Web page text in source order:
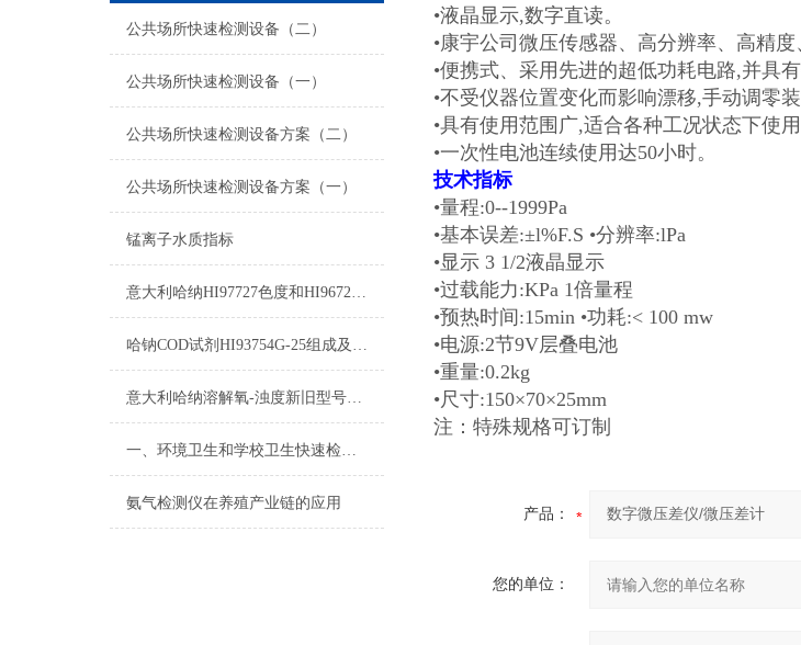
公共场所快速检测设备（二）
公共场所快速检测设备（一）
公共场所快速检测设备方案（二）
公共场所快速检测设备方案（一）
锰离子水质指标
意大利哈纳HI97727色度和HI96727色度的区别
哈钠COD试剂HI93754G-25组成及测量范围
意大利哈纳溶解氧-浊度新旧型号对照表2015
一、环境卫生和学校卫生快速检测设备方案
氨气检测仪在养殖产业链的应用
•液晶显示,数字直读。
•康宇公司微压传感器、高分辨率、高精度
•便携式、采用先进的超低功耗电路,并具
•不受仪器位置变化而影响漂移,手动调零装
•具有使用范围广,适合各种工况状态下使用
•一次性电池连续使用达50小时。
技术指标
•量程:0--1999Pa
•基本误差:±l%F.S •分辨率:lPa
•显示 3 1/2液晶显示
•过载能力:KPa 1倍量程
•预热时间:15min •功耗:< 100 mw
•电源:2节9V层叠电池
•重量:0.2kg
•尺寸:150×70×25mm
注：特殊规格可订制
产品：
您的单位：